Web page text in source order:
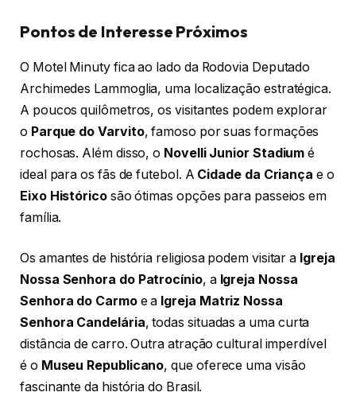
Pontos de Interesse Próximos
O Motel Minuty fica ao lado da Rodovia Deputado
Archimedes Lammoglia, uma localização estratégica.
A poucos quilômetros, os visitantes podem explorar
o Parque do Varvito, famoso por suas formações
rochosas. Além disso, o Novelli Junior Stadium é
ideal para os fãs de futebol. A Cidade da Criança e o
Eixo Históricosão ótimas opções para passeios em
família.
Os amantes de história religiosa podem visitar a Igreja
Nossa Senhora do Patrocínio, a Igreja Nossa
Senhora do Carmoe a Igreja Matriz Nossa
Senhora Candelária, todas situadas a uma curta
distância de carro. Outra atração cultural imperdível
é o Museu Republicano, que oferece uma visão
fascinante da história do Brasil.